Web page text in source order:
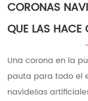
CORONAS
QUE LAS HACE
Una corona en la
pauta para todo el
navideñas